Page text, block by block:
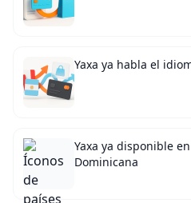
Yaxa ya habla el
Yaxa ya disponible
Dominicana